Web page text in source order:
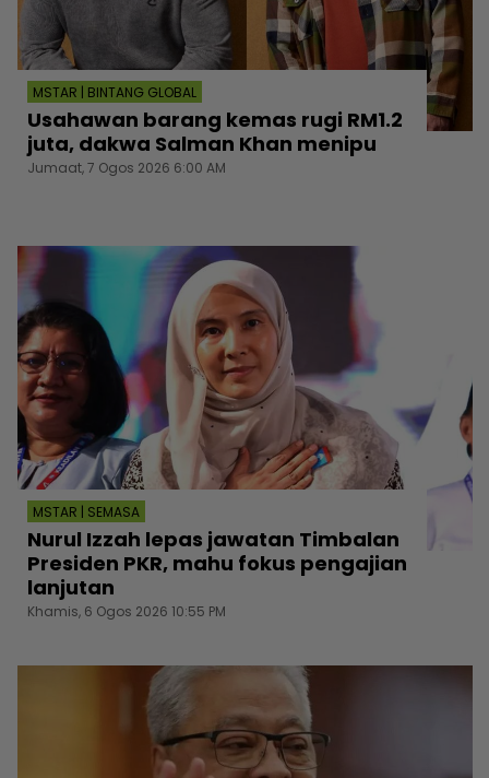
MSTAR | BINTANG GLOBAL
Usahawan barang kemas rugi RM1.2
juta, dakwa Salman Khan menipu
Jumaat, 7 Ogos 2026 6:00 AM
MSTAR | SEMASA
Nurul Izzah lepas jawatan Timbalan
Presiden PKR, mahu fokus pengajian
lanjutan
Khamis, 6 Ogos 2026 10:55 PM